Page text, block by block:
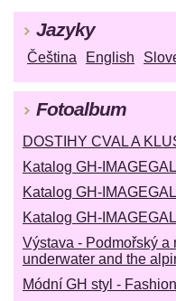
Jazyky
Čeština English
Fotoalbum
DOSTIHY CVAL A
Katalog GH-
Katalog GH-
Katalog GH-
Výstava - Podmořský a
underwater and the
Módní GH styl -